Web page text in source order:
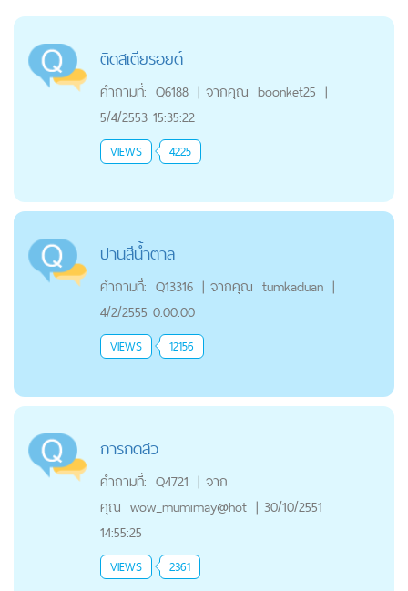
ติดสเตียรอยด์
คำถามที่: Q6188 | จากคุณ boonket25 |
5/4/2553 15:35:22
VIEWS 4225
ปานสีน้ำตาล
คำถามที่: Q13316 | จากคุณ tumkaduan |
4/2/2555 0:00:00
VIEWS 12156
การกดสิว
คำถามที่: Q4721 | จาก
คุณ wow_mumimay@hot | 30/10/2551
14:55:25
VIEWS 2361